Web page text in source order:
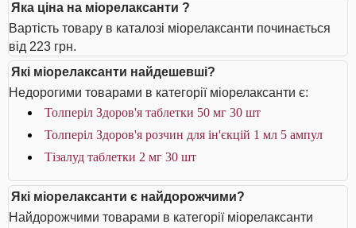
Яка ціна на міорелаксанти ?
Вартість товару в каталозі міорелаксанти починається
від 223 грн.
Які міорелаксанти найдешевші?
Недорогими товарами в категорії міорелаксанти є:
Толперіл Здоров'я таблетки 50 мг 30 шт
Толперіл Здоров'я розчин для ін'єкцій 1 мл 5 ампул
Тізалуд таблетки 2 мг 30 шт
Які міорелаксанти є найдорожчими?
Найдорожчими товарами в категорії міорелаксанти